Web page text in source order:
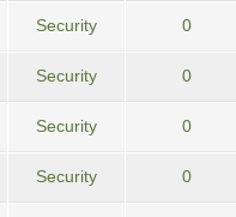
Security 0
Security 0
Security 0
Security 0